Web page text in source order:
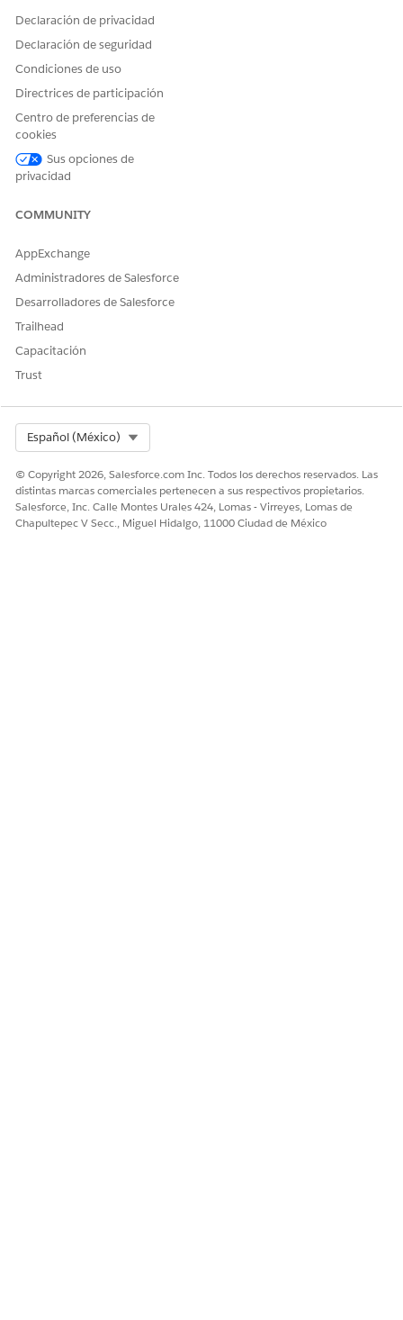
Enviar una solicitud de conflicto de transacción
Configurar Gestión de conflictos de transacciones como
un proceso de autoservicio
¿RESOLVIÓ ESTE ARTÍCULO SU PROBLEMA?
Declaración de privacidad
Declaración de seguridad
Condiciones de uso
Directrices de participación
Centro de preferencias de
cookies
Sus opciones de
privacidad
COMMUNITY
AppExchange
Administradores de Salesforce
Desarrolladores de Salesforce
Trailhead
Capacitación
Trust
Español (México)
© Copyright 2026, Salesforce.com Inc. Todos los derechos reservados. Las
distintas marcas comerciales pertenecen a sus respectivos propietarios.
Salesforce, Inc. Calle Montes Urales 424, Lomas - Virreyes, Lomas de
Chapultepec V Secc., Miguel Hidalgo, 11000 Ciudad de México